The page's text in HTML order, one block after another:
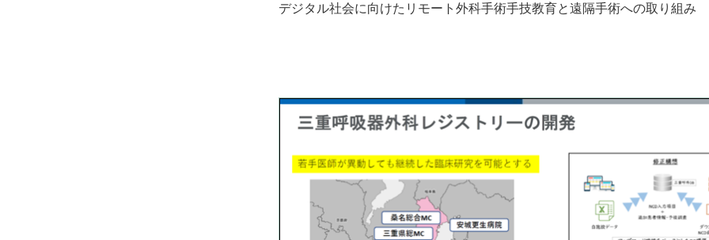
デジタル社会に向けたリモート外科手術手技教育と遠隔手術への取り組み